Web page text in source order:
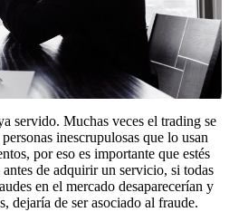
servido. Muchas veces el trading se
inescrupulosas que lo usan
por eso es importante que estés
de adquirir un servicio, si todas
en el mercado desaparecerían y
dejaría de ser asociado al fraude.